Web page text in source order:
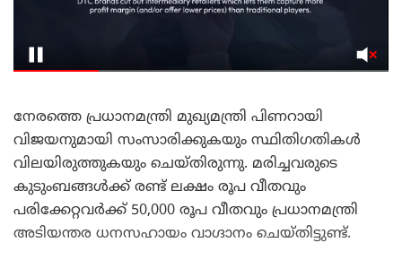
നേരത്തെ പ്രധാനമന്ത്രി മുഖ്യമന്ത്രി പിണറായി
വിജയനുമായി സംസാരിക്കുകയും സ്ഥിതിഗതികൾ
വിലയിരുത്തുകയും ചെയ്തിരുന്നു. മരിച്ചവരുടെ
കുടുംബങ്ങൾക്ക് രണ്ട് ലക്ഷം രൂപ വീതവും
പരിക്കേറ്റവർക്ക് 50,000 രൂപ വീതവും പ്രധാനമന്ത്രി
അടിയന്തര ധനസഹായം വാഗ്ദാനം ചെയ്തിട്ടുണ്ട്.